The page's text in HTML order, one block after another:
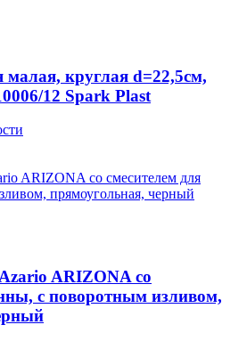
малая, круглая d=22,5см,
12 Spark Plast
ARIZONA со
с поворотным изливом,